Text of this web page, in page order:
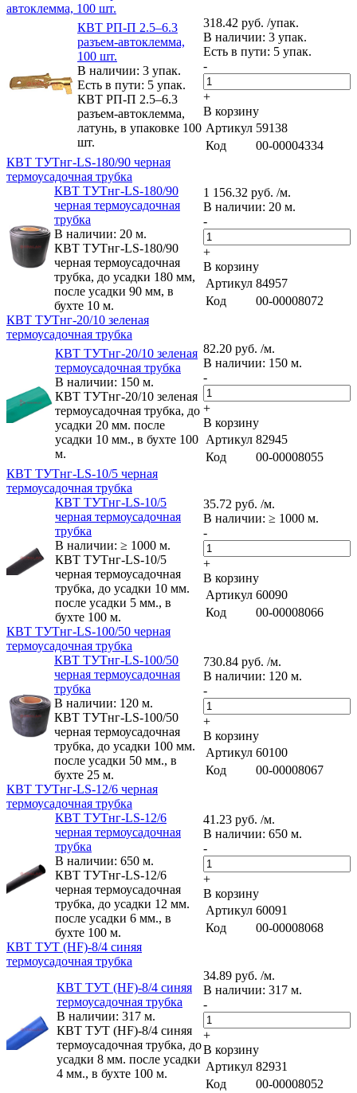
автоклемма, 100 шт.
КВТ РП-П 2.5–6.3
разъем-автоклемма,
100 шт.
В наличии: 3 упак.
Есть в пути: 5 упак.
КВТ РП-П 2.5–6.3
разъем-автоклемма,
латунь, в упаковке 100
шт.
318.42 руб. /упак.
В наличии: 3 упак.
Есть в пути: 5 упак.
-
+
В корзину
Артикул 59138
Код
00-00004334
КВТ ТУТнг-LS-180/90 черная
термоусадочная трубка
КВТ ТУТнг-LS-180/90
черная термоусадочная
трубка
В наличии: 20 м.
КВТ ТУТнг-LS-180/90
черная термоусадочная
трубка, до усадки 180 мм,
после усадки 90 мм, в
бухте 10 м.
1 156.32 руб. /м.
В наличии: 20 м.
-
+
В корзину
Артикул 84957
Код
00-00008072
КВТ ТУТнг-20/10 зеленая
термоусадочная трубка
КВТ ТУТнг-20/10 зеленая
термоусадочная трубка
В наличии: 150 м.
КВТ ТУТнг-20/10 зеленая
термоусадочная трубка, до
усадки 20 мм. после
усадки 10 мм., в бухте 100
м.
82.20 руб. /м.
В наличии: 150 м.
-
+
В корзину
Артикул 82945
Код
00-00008055
КВТ ТУТнг-LS-10/5 черная
термоусадочная трубка
КВТ ТУТнг-LS-10/5
черная термоусадочная
трубка
В наличии: ≥ 1000 м.
КВТ ТУТнг-LS-10/5
черная термоусадочная
трубка, до усадки 10 мм.
после усадки 5 мм., в
бухте 100 м.
35.72 руб. /м.
В наличии: ≥ 1000 м.
-
+
В корзину
Артикул 60090
Код
00-00008066
КВТ ТУТнг-LS-100/50 черная
термоусадочная трубка
КВТ ТУТнг-LS-100/50
черная термоусадочная
трубка
В наличии: 120 м.
КВТ ТУТнг-LS-100/50
черная термоусадочная
трубка, до усадки 100 мм.
после усадки 50 мм., в
бухте 25 м.
730.84 руб. /м.
В наличии: 120 м.
-
+
В корзину
Артикул 60100
Код
00-00008067
КВТ ТУТнг-LS-12/6 черная
термоусадочная трубка
КВТ ТУТнг-LS-12/6
черная термоусадочная
трубка
В наличии: 650 м.
КВТ ТУТнг-LS-12/6
черная термоусадочная
трубка, до усадки 12 мм.
после усадки 6 мм., в
бухте 100 м.
41.23 руб. /м.
В наличии: 650 м.
-
+
В корзину
Артикул 60091
Код
00-00008068
КВТ ТУТ (HF)-8/4 синяя
термоусадочная трубка
КВТ ТУТ (HF)-8/4 синяя
термоусадочная трубка
В наличии: 317 м.
КВТ ТУТ (HF)-8/4 синяя
термоусадочная трубка, до
усадки 8 мм. после усадки
4 мм., в бухте 100 м.
34.89 руб. /м.
В наличии: 317 м.
-
+
В корзину
Артикул 82931
Код
00-00008052